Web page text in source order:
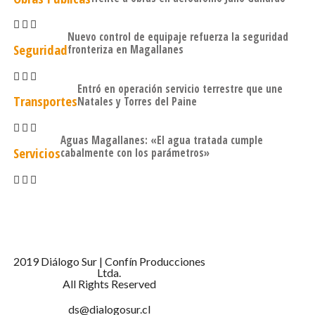
Seguridad
Nuevo control de equipaje refuerza la seguridad
fronteriza en Magallanes
Transportes
Entró en operación servicio terrestre que une
Natales y Torres del Paine
Servicios
Aguas Magallanes: «El agua tratada cumple
cabalmente con los parámetros»
2019 Diálogo Sur | Confín Producciones
Ltda.
All Rights Reserved
ds@dialogosur.cl